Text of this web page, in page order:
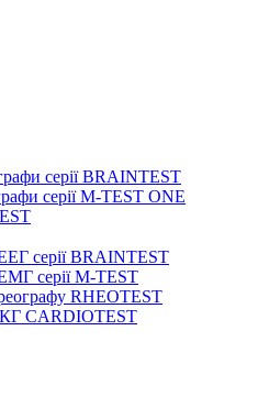
серії BRAINTEST
серії M-TEST ONE
серії BRAINTEST
серії M-TEST
RHEOTEST
CARDIOTEST